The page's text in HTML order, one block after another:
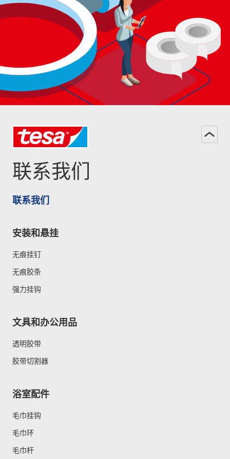
联系我们
联系我们
安装和悬挂
无痕挂钉
无痕胶条
强力挂钩
文具和办公用品
透明胶带
胶带切割器
浴室配件
毛巾挂钩
毛巾环
毛巾杆